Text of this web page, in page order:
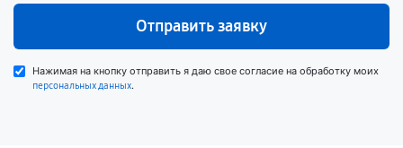
Отправить заявку
Нажимая на кнопку отправить я даю свое согласие на обработку моих
персональных данных.